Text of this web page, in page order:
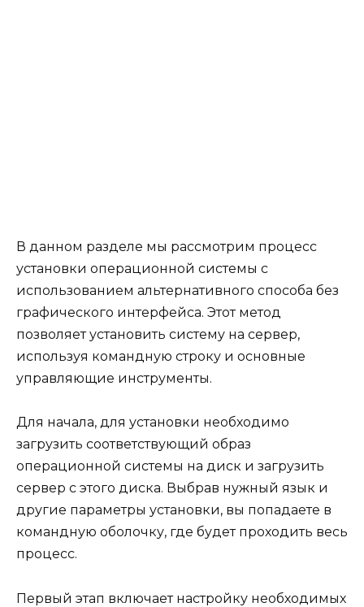
В данном разделе мы рассмотрим процесс
установки операционной системы с
использованием альтернативного способа без
графического интерфейса. Этот метод
позволяет установить систему на сервер,
используя командную строку и основные
управляющие инструменты.
Для начала, для установки необходимо
загрузить соответствующий образ
операционной системы на диск и загрузить
сервер с этого диска. Выбрав нужный язык и
другие параметры установки, вы попадаете в
командную оболочку, где будет проходить весь
процесс.
Первый этап включает настройку необходимых